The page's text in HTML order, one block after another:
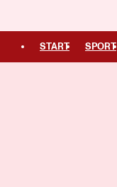
START SPORT